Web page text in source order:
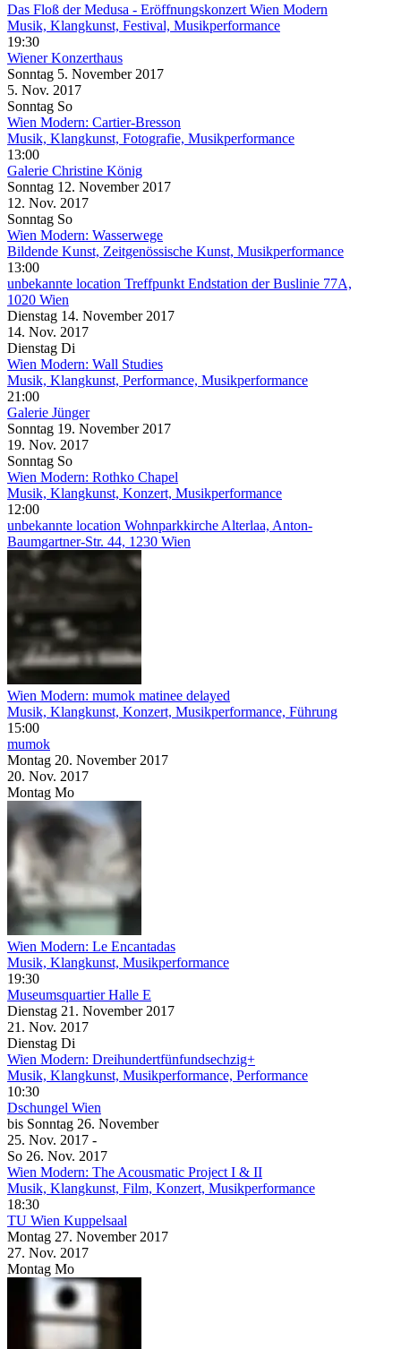
Das Floß der Medusa - Eröffnungskonzert Wien Modern
Musik, Klangkunst, Festival, Musikperformance
19:30
Wiener Konzerthaus
Sonntag 5. November 2017
5. Nov. 2017
Sonntag So
Wien Modern: Cartier-Bresson
Musik, Klangkunst, Fotografie, Musikperformance
13:00
Galerie Christine König
Sonntag 12. November 2017
12. Nov. 2017
Sonntag So
Wien Modern: Wasserwege
Bildende Kunst, Zeitgenössische Kunst, Musikperformance
13:00
unbekannte location Treffpunkt Endstation der Buslinie 77A,
1020 Wien
Dienstag 14. November 2017
14. Nov. 2017
Dienstag Di
Wien Modern: Wall Studies
Musik, Klangkunst, Performance, Musikperformance
21:00
Galerie Jünger
Sonntag 19. November 2017
19. Nov. 2017
Sonntag So
Wien Modern: Rothko Chapel
Musik, Klangkunst, Konzert, Musikperformance
12:00
unbekannte location Wohnparkkirche Alterlaa, Anton-
Baumgartner-Str. 44, 1230 Wien
Wien Modern: mumok matinee delayed
Musik, Klangkunst, Konzert, Musikperformance, Führung
15:00
mumok
Montag 20. November 2017
20. Nov. 2017
Montag Mo
Wien Modern: Le Encantadas
Musik, Klangkunst, Musikperformance
19:30
Museumsquartier Halle E
Dienstag 21. November 2017
21. Nov. 2017
Dienstag Di
Wien Modern: Dreihundertfünfundsechzig+
Musik, Klangkunst, Musikperformance, Performance
10:30
Dschungel Wien
bis Sonntag 26. November
25. Nov. 2017 -
So 26. Nov. 2017
Wien Modern: The Acousmatic Project I & II
Musik, Klangkunst, Film, Konzert, Musikperformance
18:30
TU Wien Kuppelsaal
Montag 27. November 2017
27. Nov. 2017
Montag Mo